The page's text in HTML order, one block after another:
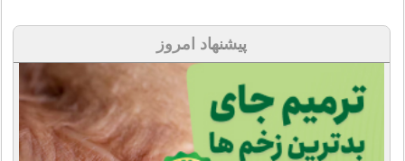
پیشنهاد امروز